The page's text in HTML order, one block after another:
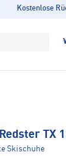
Kostenlose
Redster TX
Skischuhe